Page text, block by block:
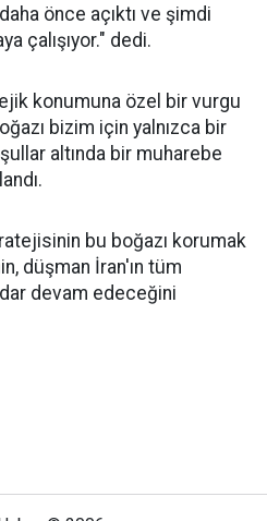
önce açıktı ve şimdi
çalışıyor." dedi.
konumuna özel bir vurgu
bizim için yalnızca bir
altında bir muharebe
bu boğazı korumak
düşman İran'ın tüm
devam edeceğini